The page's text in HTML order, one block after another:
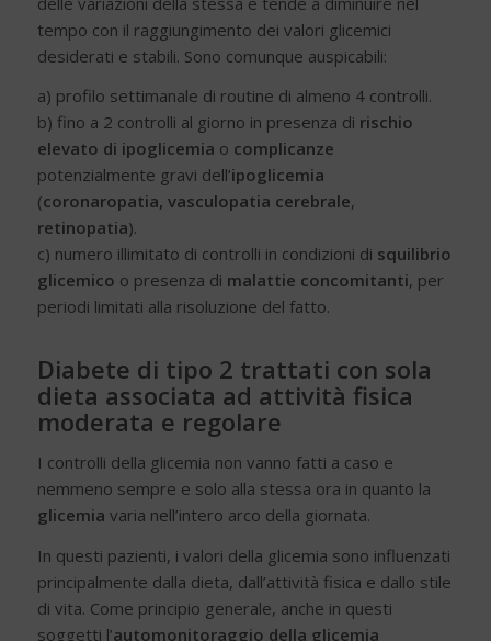
tempo con il raggiungimento dei valori glicemici
desiderati e stabili. Sono comunque auspicabili:
a) profilo settimanale di routine di almeno 4 controlli.
b) fino a 2 controlli al giorno in presenza di rischio
elevato di ipoglicemia o complicanze
potenzialmente gravi dell’ipoglicemia
(coronaropatia, vasculopatia cerebrale,
retinopatia).
c) numero illimitato di controlli in condizioni di squilibrio
glicemico o presenza di malattie concomitanti, per
periodi limitati alla risoluzione del fatto.
Diabete di tipo 2 trattati con sola
dieta associata ad attività fisica
moderata e regolare
I controlli della glicemia non vanno fatti a caso e
nemmeno sempre e solo alla stessa ora in quanto la
glicemia varia nell’intero arco della giornata.
In questi pazienti, i valori della glicemia sono influenzati
principalmente dalla dieta, dall’attività fisica e dallo stile
di vita. Come principio generale, anche in questi
soggetti l’automonitoraggio della glicemia